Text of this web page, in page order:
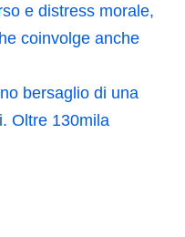
e distress morale,
coinvolge anche
bersaglio di una
Oltre 130mila